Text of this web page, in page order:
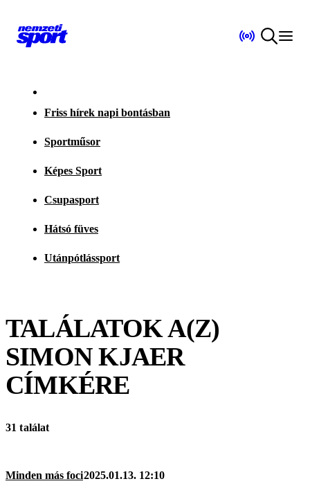
Friss hírek napi bontásban
Sportműsor
Képes Sport
Csupasport
Hátsó füves
Utánpótlássport
TALÁLATOK A(Z)
SIMON KJAER
CÍMKÉRE
31 találat
Minden más foci2025.01.13. 12:10